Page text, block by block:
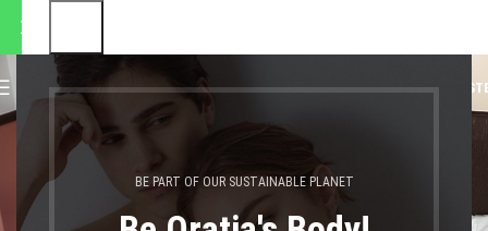
BE PART OF OUR SUSTAINABLE PLANET
MENU 0,00€ LOGIN /
σουτιέν θηλασμού
θα